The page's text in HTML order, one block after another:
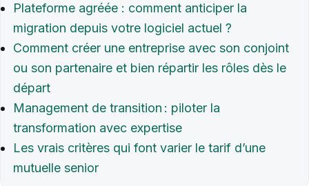
Plateforme agréée : comment anticiper la
migration depuis votre logiciel actuel ?
Comment créer une entreprise avec son conjoint
ou son partenaire et bien répartir les rôles dès le
départ
Management de transition : piloter la
transformation avec expertise
Les vrais critères qui font varier le tarif d’une
mutuelle senior